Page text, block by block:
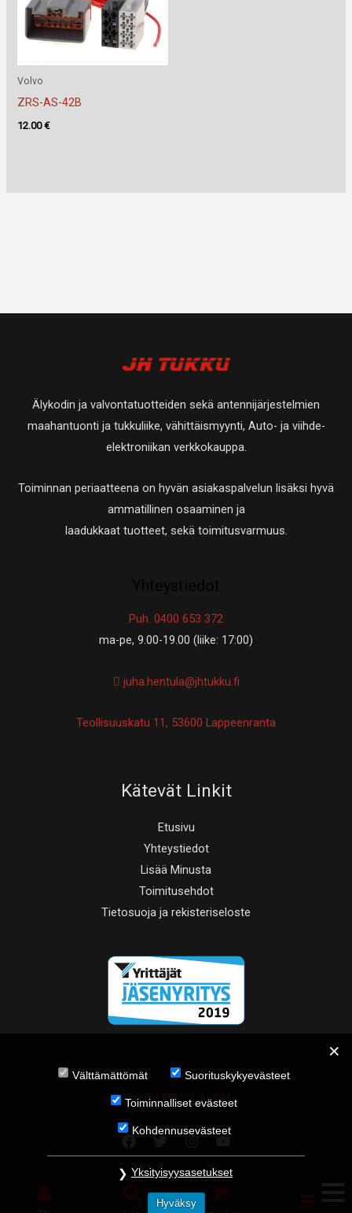
Volvo
ZRS-AS-42B
12.00€
Älykodin ja valvontatuotteiden sekä antennijärjestelmien
maahantuonti ja tukkuliike, vähittäismyynti, Auto- ja viihde-
elektroniikan verkkokauppa.
Toiminnan periaatteena on hyvän asiakaspalvelun lisäksi hyvä
ammatillinen osaaminen ja
laadukkaat tuotteet, sekä toimitusvarmuus.
Puh. 0400 653 372
ma-pe, 9.00-19.00 (liike: 17:00)
juha.hentula@jhtukku.fi
Teollisuuskatu 11, 53600 Lappeenranta
Kätevät Linkit
Etusivu
Yhteystiedot
Lisää Minusta
Toimitusehdot
Tietosuoja ja rekisteriseloste
Copyright © 2026 JH Tukku
Välttämättömät Suorituskykyevästeet
Toiminnalliset evästeet
Kohdennusevästeet
Yksityisyysasetukset
Hyväksy